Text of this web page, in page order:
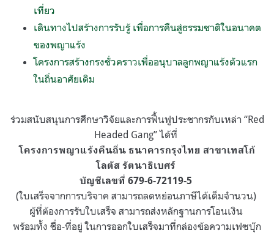
เที่ยว
เดินทางไปสร้างการรับรู้ เพื่อการคืนสู่ธรรมชาติในอนาคต
ของพญาแร้ง
โครงการสร้างกรงชั่วคราวเพื่ออนุบาลลูกพญาแร้งตัวแรก
ในถิ่นอาศัยเดิม
ร่วมสนับสนุนการศึกษาวิจัยและการฟื้นฟูประชากรกับเหล่า “Red
Headed Gang” ได้ที่
โครงการพญาแร้งคืนถิ่น ธนาคารกรุงไทย สาขาเทสโก้
โลตัส รัตนาธิเบศร์
บัญชีเลขที่ 679-6-72119-5
(ใบเสร็จจากการบริจาค สามารถลดหย่อนภาษีได้เต็มจำนวน)
ผู้ที่ต้องการรับใบเสร็จ สามารถส่งหลักฐานการโอนเงิน
พร้อมทั้ง ชื่อ-ที่อยู่ ในการออกใบเสร็จมาที่กล่องข้อความเฟซบุ๊ก